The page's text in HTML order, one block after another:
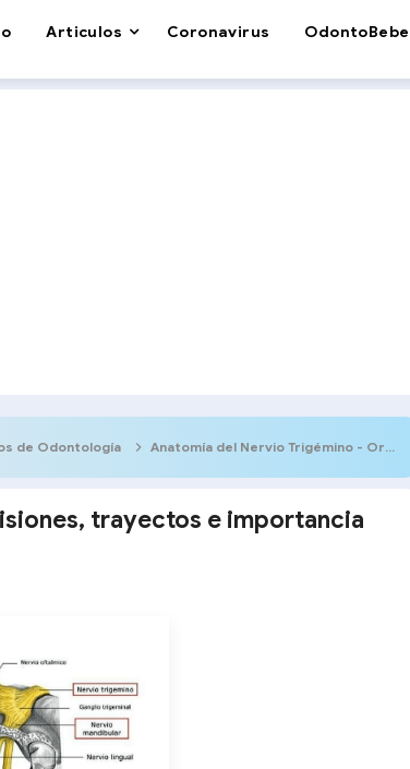
Articulos Coronavirus OdontoBebe
de Odontología Anatomía del Nervio Trigémino - Origen, divisiones, trayectos e importancia
trayectos e importancia